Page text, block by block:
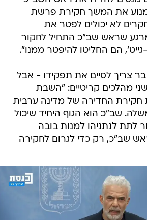
את המשך חקירת פרשת
לא יכולים לפטר את
שראש שב"כ התחיל לחקור
הם החליטו להיפטר ממנו".
בר צריך לסיים את תפקידו - אבל
מהלכים קריטיים: "השבת
חקירת החדירה של מדינה ערבית
שב"כ הוא הגוף היחיד שיכול
לתת לנתניהו למנות בובה
שב"כ, רק כדי לגרום לחקירה